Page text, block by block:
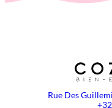
Rue Des